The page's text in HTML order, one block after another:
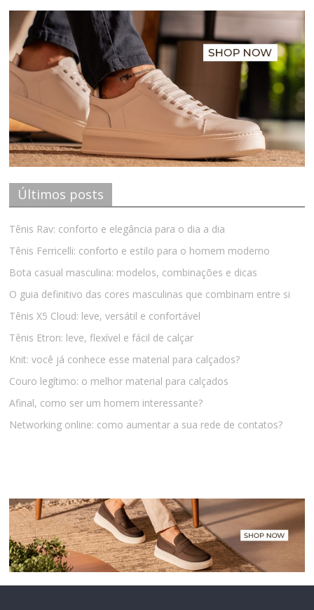
Últimos posts
Tênis Rav: conforto e elegância para o dia a dia
Tênis Ferricelli: conforto e estilo para o homem moderno
Bota casual masculina: modelos, combinações e dicas
O guia definitivo das cores masculinas que combinam entre si
Tênis X5 Cloud: leve, versátil e confortável
Tênis Etron: leve, flexível e fácil de calçar
Knit: você já conhece esse material para calçados?
Couro legítimo: o melhor material para calçados
Afinal, como ser um homem interessante?
Networking online: como aumentar a sua rede de contatos?